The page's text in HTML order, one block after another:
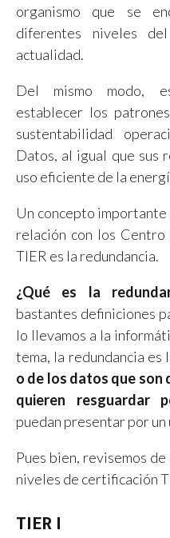
organismo que se
diferentes niveles
actualidad.
Del mismo modo,
establecer los
sustentabilidad
Datos, al igual que sus
uso eficiente de la
Un concepto
relación con los
TIER es la redundancia.
¿Qué es la
bastantes definiciones
lo llevamos a la
tema, la redundancia es
o de los datos que son
quieren resguardar
puedan presentar por un
Pues bien, revisemos
niveles de certificación
TIER I